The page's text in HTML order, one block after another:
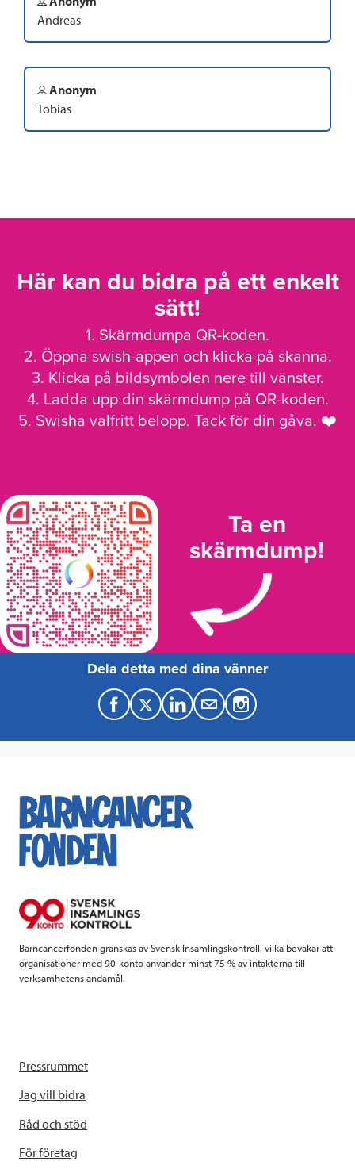
Andreas
Anonym
Tobias
Här kan du bidra på ett enkelt
sätt!
1. Skärmdumpa QR-koden.
2. Öppna swish-appen och klicka på skanna.
3. Klicka på bildsymbolen nere till vänster.
4. Ladda upp din skärmdump på QR-koden.
5. Swisha valfritt belopp. Tack för din gåva. ❤️
Ta en
skärmdump!
Dela detta med dina vänner
F
a
e
b
k
T
w
t
t
L
i
k
e
M
a
Barncancerfonden granskas av Svensk Insamlingskontroll, vilka bevakar att
organisationer med 90-konto använder minst 75 % av intäkterna till
verksamhetens ändamål.
Pressrummet
Jag vill bidra
Råd och stöd
För företag